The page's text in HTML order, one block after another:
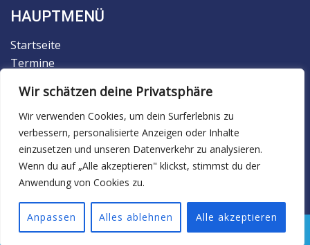
Wir schätzen deine Privatsphäre
Wir verwenden Cookies, um dein Surferlebnis zu
verbessern, personalisierte Anzeigen oder Inhalte
einzusetzen und unseren Datenverkehr zu analysieren.
Wenn du auf „Alle akzeptieren" klickst, stimmst du der
Anwendung von Cookies zu.
Anpassen Alles ablehnen Alle akzeptieren
HAUPTMENÜ
Startseite
Termine
Trainingsbetrieb
Judo
Ju-Jutsu
Facebook
© 2026 TSG Backnang Judo.